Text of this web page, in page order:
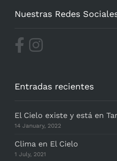
Nuestras Redes
Entradas recientes
El Cielo existe y está en
14 January, 2022
Clima en El Cielo
1 July, 2021